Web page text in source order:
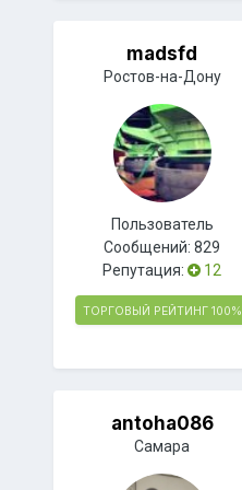
madsfd
Ростов-на-Дону
Пользователь
Сообщений:829
Репутация:
12
ТОРГОВЫЙ РЕЙТИНГ 100%
antoha086
Самара